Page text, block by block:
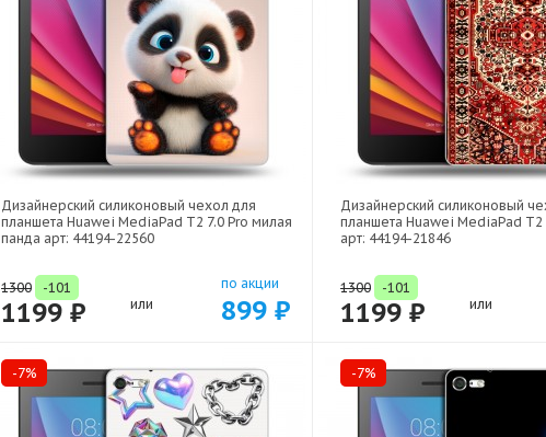
Дизайнерский силиконовый чехол для
планшета Huawei MediaPad T2 7.0 Pro милая
панда арт: 44194-22560
1300 -101
1199 ₽ или
по акции
899 ₽
Дизайнерский силиконовый
планшета Huawei MediaPad T2
арт: 44194-21846
1300 -101
1199 ₽ или
-7% -7%